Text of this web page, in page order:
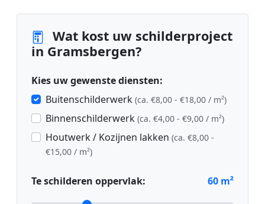
Wat kost uw schilderproject
in Gramsbergen?
Kies uw gewenste diensten:
Buitenschilderwerk (ca. €8,00 - €18,00 / m²)
Binnenschilderwerk (ca. €4,00 - €9,00 / m²)
Houtwerk / Kozijnen lakken (ca. €8,00 -
€15,00 / m²)
Te schilderen oppervlak: 60 m²